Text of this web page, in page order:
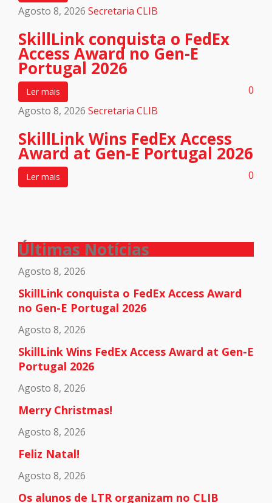
Agosto 8, 2026 Secretaria CLIB
SkillLink conquista o FedEx
Access Award no Gen-E
Portugal 2026
Ler mais
0
Agosto 8, 2026 Secretaria CLIB
SkillLink Wins FedEx Access
Award at Gen-E Portugal 2026
Ler mais 0
Últimas Notícias
Agosto 8, 2026
SkillLink conquista o FedEx Access Award
no Gen-E Portugal 2026
Agosto 8, 2026
SkillLink Wins FedEx Access Award at Gen-E
Portugal 2026
Agosto 8, 2026
Merry Christmas!
Agosto 8, 2026
Feliz Natal!
Agosto 8, 2026
Os alunos de LTR organizam no CLIB